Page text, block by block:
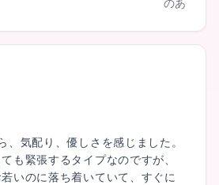
のあ
、気配り、優しさを感じました。
も緊張するタイプなのですが、
いのに落ち着いていて、すぐに